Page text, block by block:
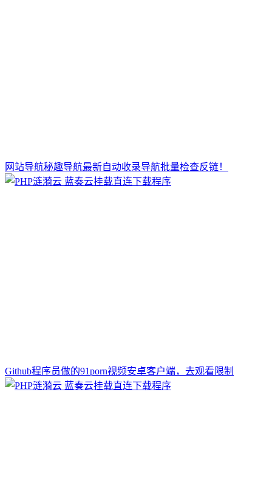
网站导航秘趣导航最新自动收录导航批量检查反链！
Github程序员做的91porn视频安卓客户端，去观看限制